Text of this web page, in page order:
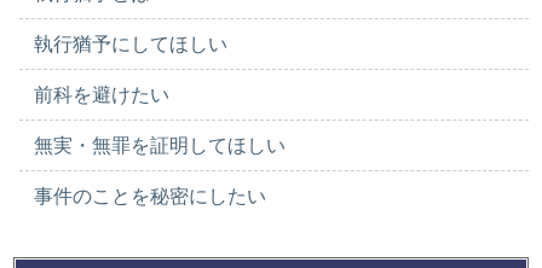
執行猶予にしてほしい
前科を避けたい
無実・無罪を証明してほしい
事件のことを秘密にしたい